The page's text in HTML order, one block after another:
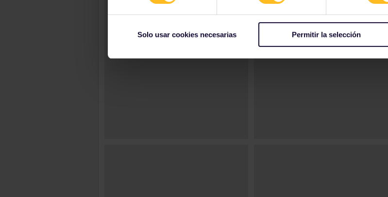
Solo usar cookies necesarias Permitir la selección